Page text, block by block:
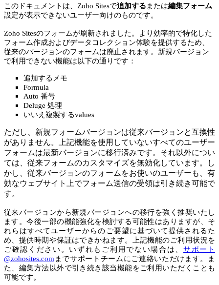
このドキュメントは、Zoho Sitesで追加する または編集フォーム
設定が表示できないユーザー向けのものです。
Zoho Sitesのフォームが刷新されました。より効率的で特化した
フォーム作成およびデータコレクション体験を提供するため、
従来のバージョンのフォームは廃止されます。新規バージョン
で利用できない機能は以下の通りです：
追加するメモ
Formula
Auto 番号
Deluge 処理
いいえ複製するvalues
ただし、新規フォームバージョンは従来バージョンと互換性
がありません。上記機能を使用していないすべてのユーザー
フォームは最新バージョンに移行済みです。それ以外につい
ては、従来フォームのカスタマイズを無効化しています。し
かし、従来バージョンのフォームをお使いのユーザーも、有
効なウェブサイト上でフォーム送信の受領は引き続き可能で
す。
従来バージョンから新規バージョンへの移行を強く推奨いたし
ます。今後一部の機能強化を検討する可能性はありますが、そ
れらはすべてユーザーからのご要望に基づいて提供されるた
め、提供時期や保証はできかねます。上記機能のご利用状況を
ご確認ください。いずれもご利用でない場合は、 サポート
@zohosites.com までサポートチームにご連絡いただけます。ま
た、編集方法以外で引き続き該当機能をご利用いただくことも
可能です。